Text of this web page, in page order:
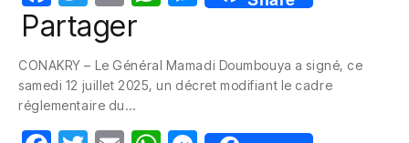
a
e
b
w
itt
er
m
s
e
e
Partager
CONAKRY – Le Général Mamadi Doumbouya a signé, ce
samedi 12 juillet 2025, un décret modifiant le cadre
réglementaire du…